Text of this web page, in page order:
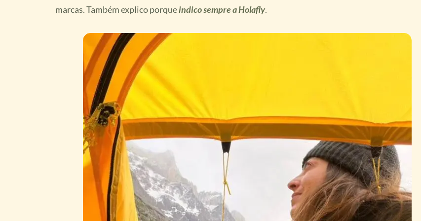
marcas. Também explico porqueindico sempre a Holafly.